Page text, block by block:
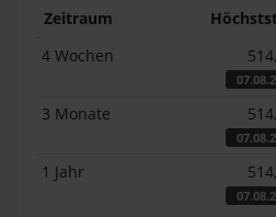
Zeitraum
4 Wochen
3 Monate
1 Jahr